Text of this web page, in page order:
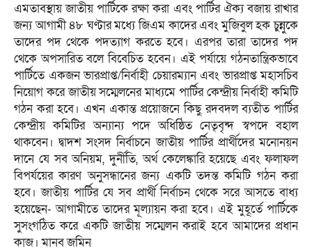
এমতাবস্থায় জাতীয় পার্টিকে রক্ষা করা এবং পার্টির ঐক্য বজায় রাখার
জন্য আগামী ৪৮ ঘণ্টার মধ্যে জিএম কাদের এবং মুজিবুল হক চুন্নুকে
তাদের পদ থেকে পদত্যাগ করতে হবে। এরপর তারা তাদের পদ
থেকে অপসারিত বলে বিবেচিত হবেন। এই পর্যায়ে গঠনতান্ত্রিকভাবে
পার্টিতে একজন ভারপ্রাপ্ত/নির্বাহী চেয়ারম্যান এবং ভারপ্রাপ্ত মহাসচিব
নিয়োগ করে জাতীয় সম্মেলনের মাধ্যমে পার্টির কেন্দ্রীয় নির্বাহী কমিটি
গঠন করা হবে। এখন একান্ত প্রয়োজনে কিছু রদবদল ব্যতীত পার্টির
কেন্দ্রীয় কমিটির অন্যান্য পদে অধিষ্ঠিত নেতৃবৃন্দ স্বপদে বহাল
থাকবেন। দ্বাদশ সংসদ নির্বাচনে জাতীয় পার্টির প্রার্থীদের মনোনয়ন
দানে যে সব অনিয়ম, দুর্নীতি, অর্থ কেলেঙ্কারি হয়েছে এবং ফলাফল
বিপর্যয়ের কারণ অনুসন্ধানের জন্য একটি তদন্ত কমিটি গঠন করা
হবে। জাতীয় পার্টির যে সব প্রার্থী নির্বাচন থেকে সরে আসতে বাধ্য
হয়েছেন- আগামীতে তাদের মূল্যায়ন করা হবে। এই মুহূর্তে পার্টিকে
সুসংগঠিত করে একটি জাতীয় সম্মেলন করাই হবে আমাদের প্রধান
কাজ। মানব জমিন